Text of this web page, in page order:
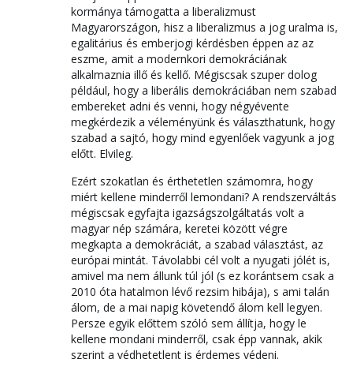
kormánya támogatta a liberalizmust
Magyarországon, hisz a liberalizmus a jog uralma is,
egalitárius és emberjogi kérdésben éppen az az
eszme, amit a modernkori demokráciának
alkalmaznia illő és kellő. Mégiscsak szuper dolog
például, hogy a liberális demokráciában nem szabad
embereket adni és venni, hogy négyévente
megkérdezik a véleményünk és választhatunk, hogy
szabad a sajtó, hogy mind egyenlőek vagyunk a jog
előtt. Elvileg.
Ezért szokatlan és érthetetlen számomra, hogy
miért kellene minderről lemondani? A rendszerváltás
mégiscsak egyfajta igazságszolgáltatás volt a
magyar nép számára, keretei között végre
megkapta a demokráciát, a szabad választást, az
európai mintát. Távolabbi cél volt a nyugati jólét is,
amivel ma nem állunk túl jól (s ez korántsem csak a
2010 óta hatalmon lévő rezsim hibája), s ami talán
álom, de a mai napig követendő álom kell legyen.
Persze egyik előttem szóló sem állítja, hogy le
kellene mondani minderről, csak épp vannak, akik
szerint a védhetetlent is érdemes védeni.